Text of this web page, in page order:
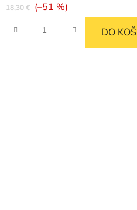
18,30 € (–51 %)
DO